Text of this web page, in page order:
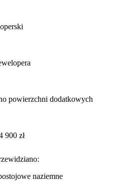
powierzchni dodatkowych
900 zł
naziemne